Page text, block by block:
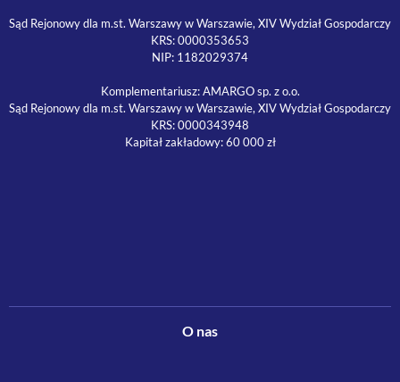
Sąd Rejonowy dla m.st. Warszawy w Warszawie, XIV Wydział Gospodarczy
KRS: 0000353653
NIP: 1182029374
Komplementariusz: AMARGO sp. z o.o.
Sąd Rejonowy dla m.st. Warszawy w Warszawie, XIV Wydział Gospodarczy
KRS: 0000343948
Kapitał zakładowy: 60 000 zł
O nas